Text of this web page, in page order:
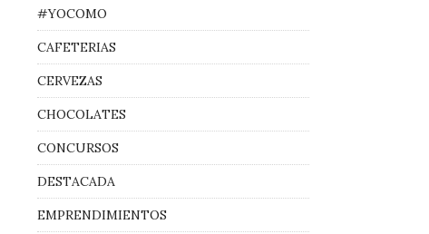
#YOCOMO
CAFETERIAS
CERVEZAS
CHOCOLATES
CONCURSOS
DESTACADA
EMPRENDIMIENTOS